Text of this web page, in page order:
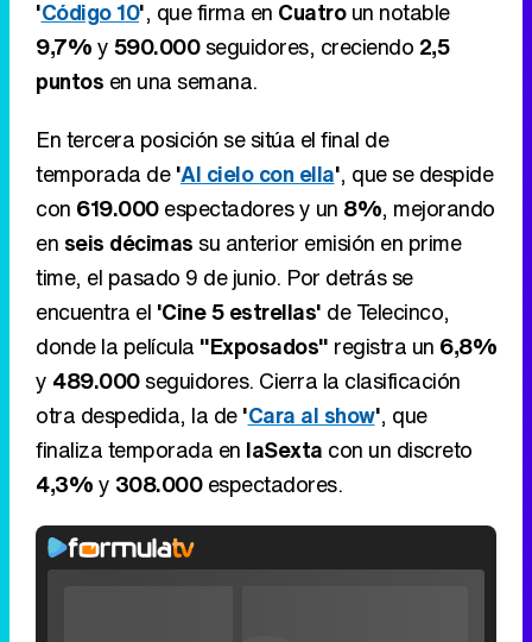
'Código 10', que firma en Cuatroun notable
9,7%y590.000seguidores, creciendo 2,5
puntos en una semana.
En tercera posición se sitúa el final de
temporada de'Al cielo con ella', que se despide
con 619.000espectadores y un 8%, mejorando
en seis décimas su anterior emisión en prime
time, el pasado 9 de junio. Por detrás se
encuentra el 'Cine 5 estrellas' de Telecinco,
donde la película "Exposados" registra un 6,8%
y 489.000seguidores. Cierra la clasificación
otra despedida, la de'Cara al show', que
finaliza temporada en laSexta con un discreto
4,3%y 308.000espectadores.